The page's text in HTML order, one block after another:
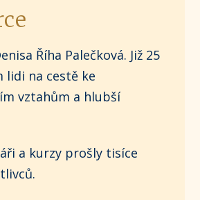
Říha Palečková. Již 25
lidi na cestě ke
vztahům a hlubší
a kurzy prošly tisíce